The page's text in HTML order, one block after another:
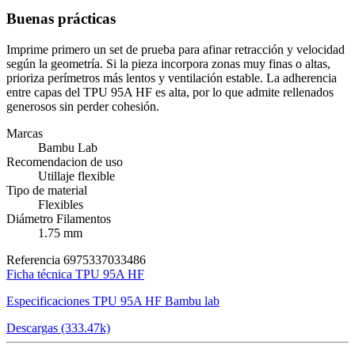
Buenas prácticas
Imprime primero un set de prueba para afinar retracción y velocidad
según la geometría. Si la pieza incorpora zonas muy finas o altas,
prioriza perímetros más lentos y ventilación estable. La adherencia
entre capas del TPU 95A HF es alta, por lo que admite rellenados
generosos sin perder cohesión.
Marcas
Bambu Lab
Recomendacion de uso
Utillaje flexible
Tipo de material
Flexibles
Diámetro Filamentos
1.75 mm
Referencia 6975337033486
Ficha técnica TPU 95A HF
Especificaciones TPU 95A HF Bambu lab
Descargas (333.47k)